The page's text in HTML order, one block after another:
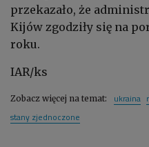
przekazało, że
Kijów zgodziły się na
roku.
IAR/ks
Zobacz więcej na temat: ukraina
stany zjednoczone